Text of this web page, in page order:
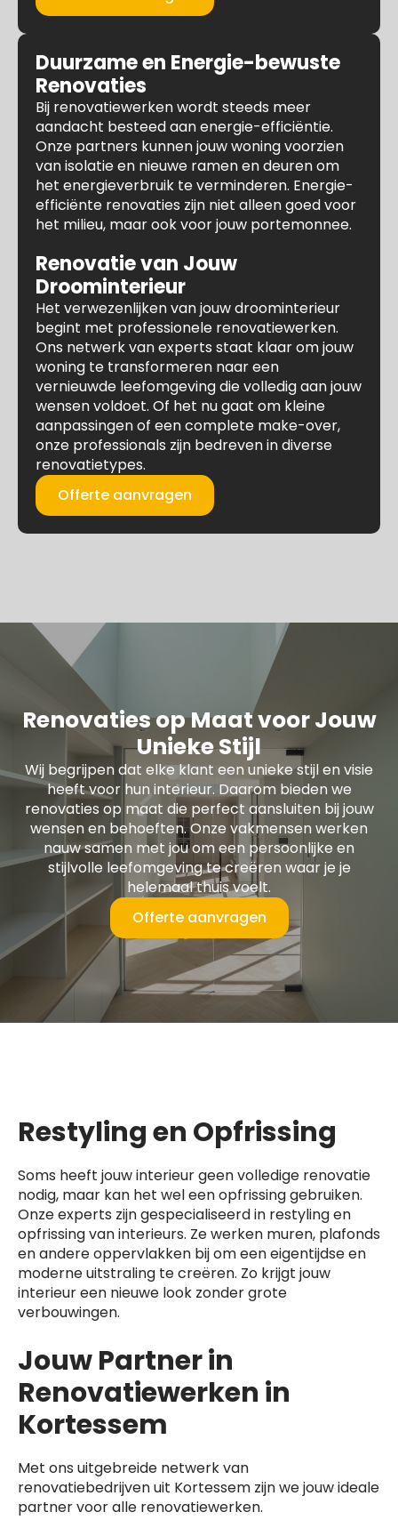
Duurzame en Energie-bewuste
Renovaties
Bij renovatiewerken wordt steeds meer
aandacht besteed aan energie-efficiëntie.
Onze partners kunnen jouw woning voorzien
van isolatie en nieuwe ramen en deuren om
het energieverbruik te verminderen. Energie-
efficiënte renovaties zijn niet alleen goed voor
het milieu, maar ook voor jouw portemonnee.
Renovatie van Jouw
Droominterieur
Het verwezenlijken van jouw droominterieur
begint met professionele renovatiewerken.
Ons netwerk van experts staat klaar om jouw
woning te transformeren naar een
vernieuwde leefomgeving die volledig aan jouw
wensen voldoet. Of het nu gaat om kleine
aanpassingen of een complete make-over,
onze professionals zijn bedreven in diverse
renovatietypes.
Offerte aanvragen
Renovaties op Maat voor Jouw
Unieke Stijl
Wij begrijpen dat elke klant een unieke stijl en visie
heeft voor hun interieur. Daarom bieden we
renovaties op maat die perfect aansluiten bij jouw
wensen en behoeften. Onze vakmensen werken
nauw samen met jou om een persoonlijke en
stijlvolle leefomgeving te creëren waar je je
helemaal thuis voelt.
Offerte aanvragen
Restyling en Opfrissing
Soms heeft jouw interieur geen volledige renovatie
nodig, maar kan het wel een opfrissing gebruiken.
Onze experts zijn gespecialiseerd in restyling en
opfrissing van interieurs. Ze werken muren, plafonds
en andere oppervlakken bij om een eigentijdse en
moderne uitstraling te creëren. Zo krijgt jouw
interieur een nieuwe look zonder grote
verbouwingen.
Jouw Partner in
Renovatiewerken in
Kortessem
Met ons uitgebreide netwerk van
renovatiebedrijven uit Kortessem zijn we jouw ideale
partner voor alle renovatiewerken.